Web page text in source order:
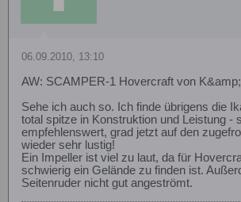
06.09.2010, 13:10
AW: SCAMPER-1 Hovercraft von
Sehe ich auch so. Ich finde übrigens die
total spitze in Konstruktion und Leistung -
empfehlenswert, grad jetzt auf den
wieder sehr lustig!
Ein Impeller ist viel zu laut, da für
schwierig ein Gelände zu finden ist.
Seitenruder nicht gut angeströmt.